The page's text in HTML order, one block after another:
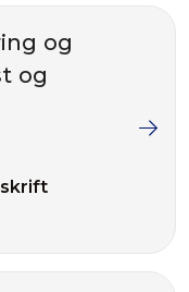
og
og